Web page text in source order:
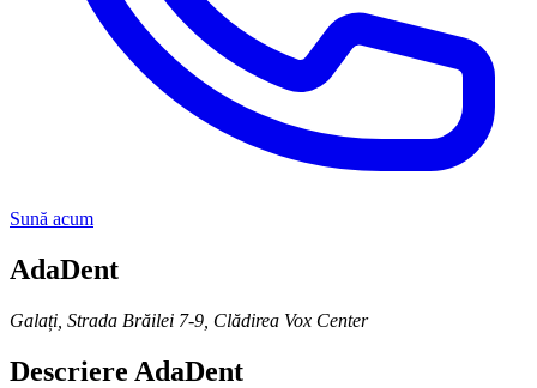
Sună acum
AdaDent
Galați Strada Brăilei 7-9, Clădirea Vox Center
Descriere AdaDent